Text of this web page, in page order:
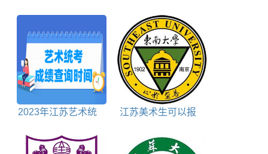
2023年江苏艺术统
询入口
江苏美术生可以报